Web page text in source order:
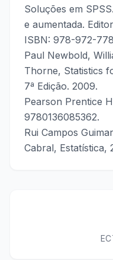
Soluções em
e aumentada.
ISBN: 978-972-
Paul Newbold,
Thorne, Statistics
7ª Edição. 2009.
Pearson Prentice
9780136085362.
Rui Campos
Cabral, Estatística,